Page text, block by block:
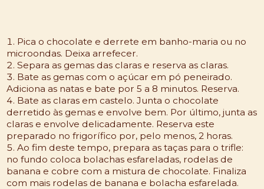
Pica o chocolate e derrete em banho-maria ou no
microondas. Deixa arrefecer.
Separa as gemas das claras e reserva as claras.
Bate as gemas com o açúcar em pó peneirado.
Adiciona as natas e bate por 5 a 8 minutos. Reserva.
Bate as claras em castelo. Junta o chocolate
derretido às gemas e envolve bem. Por último, junta as
claras e envolve delicadamente. Reserva este
preparado no frigorífico por, pelo menos, 2 horas.
Ao fim deste tempo, prepara as taças para o trifle:
no fundo coloca bolachas esfareladas, rodelas de
banana e cobre com a mistura de chocolate. Finaliza
com mais rodelas de banana e bolacha esfarelada.